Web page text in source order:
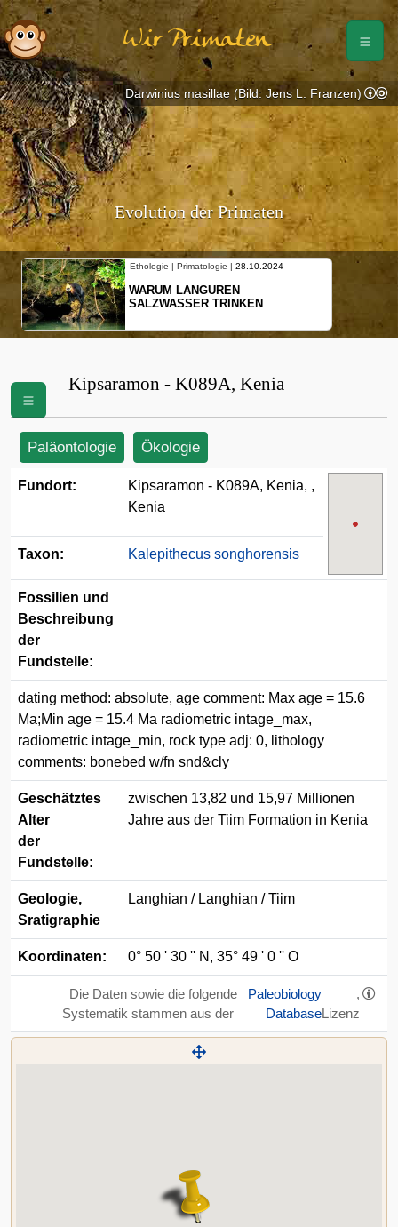
Wir Primaten
Evolution der Primaten
Ethologie | Primatologie | 28.10.2024
WARUM LANGUREN
SALZWASSER TRINKEN
Darwinius masillae (Bild: Jens L. Franzen)
Kipsaramon - K089A, Kenia
Paläontologie Ökologie
Fundort:
Kipsaramon - K089A, Kenia, ,
Kenia
Taxon: Kalepithecus songhorensis
Fossilien und
Beschreibung
der
Fundstelle:
dating method: absolute, age comment: Max age = 15.6
Ma;Min age = 15.4 Ma radiometric intage_max,
radiometric intage_min, rock type adj: 0, lithology
comments: bonebed w/fn snd&cly
Geschätztes
Alter
der
Fundstelle:
zwischen 13,82 und 15,97 Millionen
Jahre aus der Tiim Formation in Kenia
Geologie,
Sratigraphie
Langhian / Langhian / Tiim
Koordinaten: 0° 50 ' 30 '' N, 35° 49 ' 0 '' O
Die Daten sowie die folgende
Systematik stammen aus der
Paleobiology
Database
,
Lizenz